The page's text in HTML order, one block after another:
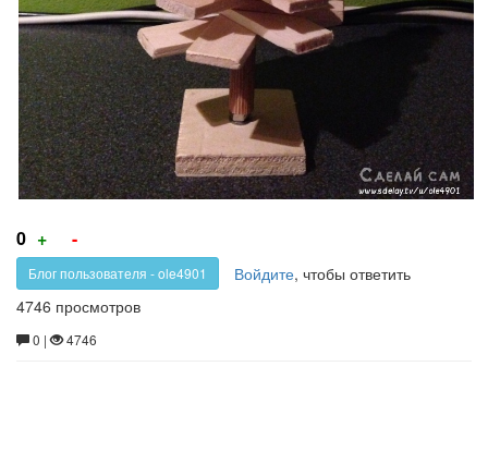
0 +
за!
-
против!
Блог пользователя - ole4901 Войдите, чтобы ответить
4746 просмотров
0 | 4746